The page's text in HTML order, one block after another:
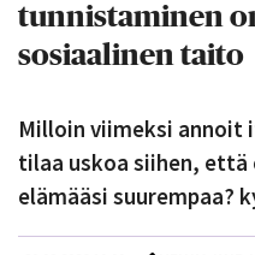
tunnistaminen
sosiaalinen taito
Milloin viimeksi annoit
tilaa uskoa siihen, että
elämääsi suurempaa?